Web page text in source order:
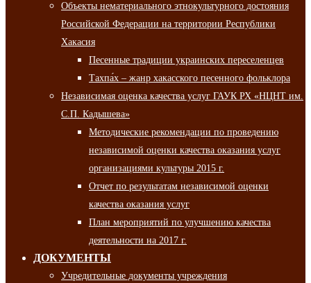
Объекты нематериального этнокультурного достояния
Российской Федерации на территории Республики
Хакасия
Песенные традиции украинских переселенцев
Тахпа́х – жанр хакасского песенного фольклора
Независимая оценка качества услуг ГАУК РХ «НЦНТ им.
С.П. Кадышева»
Методические рекомендации по проведению
независимой оценки качества оказания услуг
организациями культуры 2015 г.
Отчет по результатам независимой оценки
качества оказания услуг
План мероприятий по улучшению качества
деятельности на 2017 г.
ДОКУМЕНТЫ
Учредительные документы учреждения